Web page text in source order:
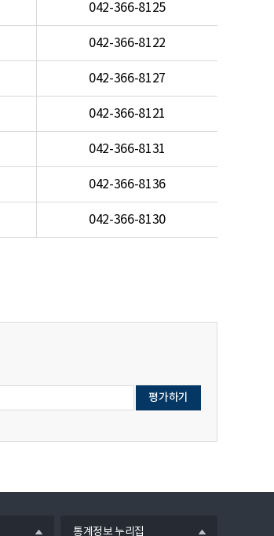
042-366-8125
042-366-8122
042-366-8127
042-366-8121
042-366-8131
042-366-8136
042-366-8130
통계정보 누리집